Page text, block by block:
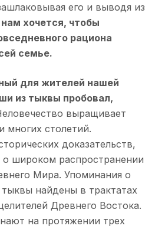
его и выводя из
хочется, чтобы
рациона
семье.
для жителей нашей
из тыквы пробовал,
выращивает
многих столетий.
доказательств,
широком распространении
Мира. Упоминания о
найдены в трактатах
Древнего Востока.
на протяжении трех